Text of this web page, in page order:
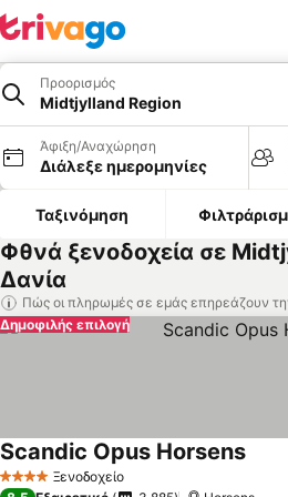
Προορισμός
Midtjylland Region
Άφιξη/Αναχώρηση
Διάλεξε ημερομηνίες
Ταξινόμηση
Φθνά ξενοδοχεία σε
Δανία
Πώς οι πληρωμές σε εμάς επηρεάζουν
Δημοφιλής επιλογή
4 ΑστέριαΞενοδοχείο
Scandic Opus Horsens